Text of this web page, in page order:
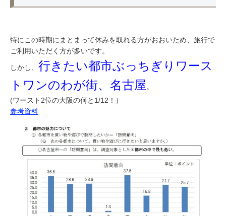
特にこの時期にまとまって休みを取れる方がおおいため、旅行で
ご利用いただく方が多いです。
しかし、 行きたい都市ぶっちぎりワース
トワンのわが街、名古屋 。
(ワースト2位の大阪の何と1/12！）
参考資料